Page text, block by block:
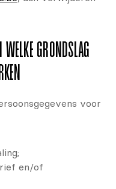
GRONDSLAG
voor
en/of